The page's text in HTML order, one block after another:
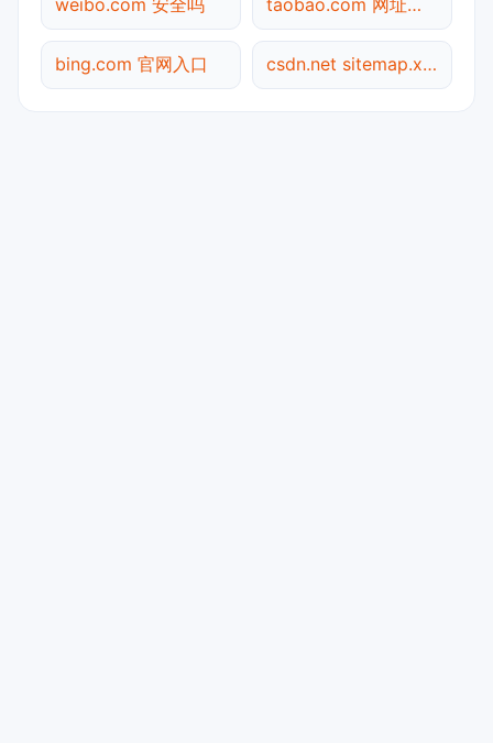
weibo.com 安全吗 taobao.com 网址查询
bing.com 官网入口 csdn.net sitemap.xml检测